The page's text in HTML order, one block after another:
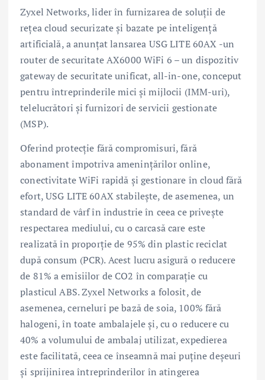
Zyxel Networks, lider în furnizarea de soluții de
rețea cloud securizate și bazate pe inteligență
artificială, a anunțat lansarea USG LITE 60AX -un
router de securitate AX6000 WiFi 6 – un dispozitiv
gateway de securitate unificat, all-in-one, conceput
pentru întreprinderile mici și mijlocii (IMM-uri),
telelucrători și furnizori de servicii gestionate
(MSP).
Oferind protecție fără compromisuri, fără
abonament împotriva amenințărilor online,
conectivitate WiFi rapidă și gestionare în cloud fără
efort, USG LITE 60AX stabilește, de asemenea, un
standard de vârf în industrie în ceea ce privește
respectarea mediului, cu o carcasă care este
realizată în proporție de 95% din plastic reciclat
după consum (PCR). Acest lucru asigură o reducere
de 81% a emisiilor de CO2 în comparație cu
plasticul ABS. Zyxel Networks a folosit, de
asemenea, cerneluri pe bază de soia, 100% fără
halogeni, în toate ambalajele și, cu o reducere cu
40% a volumului de ambalaj utilizat, expedierea
este facilitată, ceea ce înseamnă mai puține deșeuri
și sprijinirea întreprinderilor în atingerea